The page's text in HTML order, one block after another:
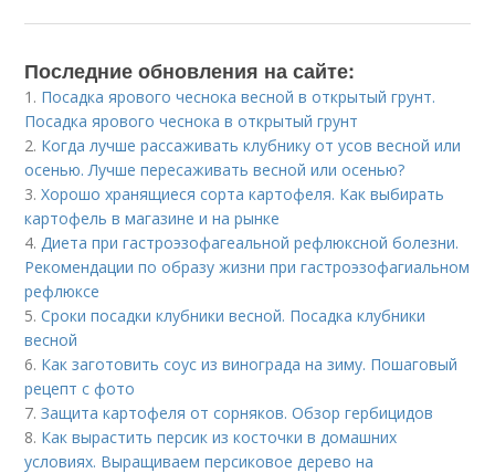
Последние обновления на сайте:
1. Посадка ярового чеснока весной в открытый грунт.
Посадка ярового чеснока в открытый грунт
2. Когда лучше рассаживать клубнику от усов весной или
осенью. Лучше пересаживать весной или осенью?
3.Хорошо хранящиеся сорта картофеля. Как выбирать
картофель в магазине и на рынке
4. Диета при гастроэзофагеальной рефлюксной болезни.
Рекомендации по образу жизни при гастроэзофагиальном
рефлюксе
5.Сроки посадки клубники весной. Посадка клубники
весной
6. Как заготовить соус из винограда на зиму. Пошаговый
рецепт с фото
7.Защита картофеля от сорняков. Обзор гербицидов
8. Как вырастить персик из косточки в домашних
условиях. Выращиваем персиковое дерево на